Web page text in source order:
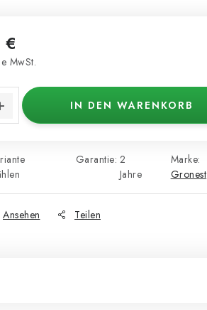
MwSt.
IN DEN WARENKORB
Marke:
Gronest
Garantie: 2
Jahre
Ansehen Teilen